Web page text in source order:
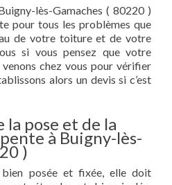
lès-Gamaches ( 80220 )
pour tous les problèmes que
de votre toiture et de votre
si vous pensez que votre
chez vous pour vérifier
alors un devis si c’est
la pose et de la
à Buigny-lès-
)
posée et fixée, elle doit